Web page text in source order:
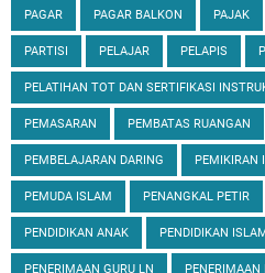
PAGAR PAGAR BALKON PAJAK
PARTISI PELAJAR PELAPIS
PELATIHAN TOT DAN SERTIFIKASI
PEMASARAN PEMBATAS RUANGAN
PEMBELAJARAN DARING PEMIKIRAN
PEMUDA ISLAM PENANGKAL PETIR
PENDIDIKAN ANAK PENDIDIKAN ISLAM
PENERIMAAN GURU LN PENERIMAAN